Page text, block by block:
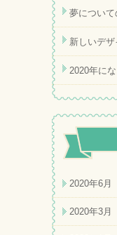
夢について
新しいデ
2020年に
2020年6月
2020年3月